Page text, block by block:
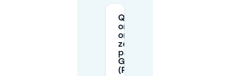
Quali sono gli
orari e il prezzo
orario della
zona di
parcheggio a
Gesundbrunnen
(Parkzone 80)?